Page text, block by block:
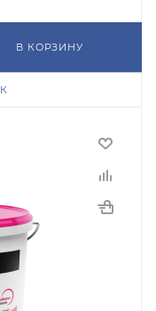
В КОРЗИНУ